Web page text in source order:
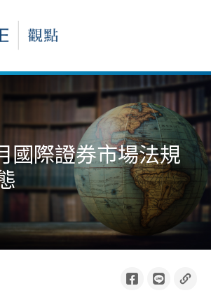
國際證券市場法規